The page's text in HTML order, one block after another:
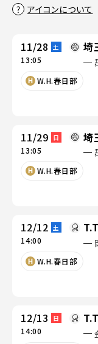
アイコンについて
11/28 土
13:05
埼
W.H.春日部別ウィ
11/29 日
13:05
埼
W.H.春日部別ウィ
12/12 土
14:00
W.H.春日部別ウィ
12/13 日
14:00